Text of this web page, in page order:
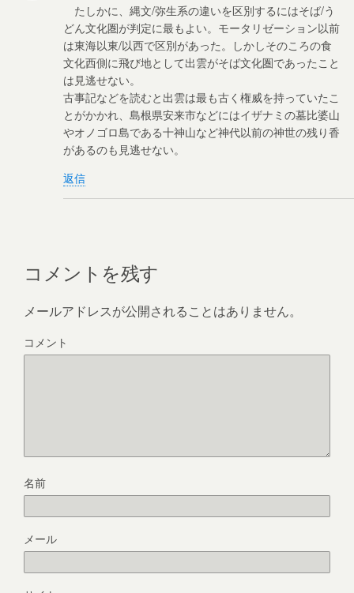
たしかに、縄文/弥生系の違いを区別するにはそば/う
どん文化圏が判定に最もよい。モータリゼーション以前
は東海以東/以西で区別があった。しかしそのころの食
文化西側に飛び地として出雲がそば文化圏であったこと
は見逃せない。
古事記などを読むと出雲は最も古く権威を持っていたこ
とがかかれ、島根県安来市などにはイザナミの墓比婆山
やオノゴロ島である十神山など神代以前の神世の残り香
があるのも見逃せない。
返信
コメントを残す
メールアドレスが公開されることはありません。
コメント
名前
メール